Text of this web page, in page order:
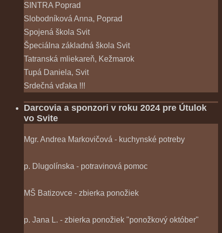
SINTRA Poprad
Slobodníková Anna, Poprad
Spojená škola Svit
Špeciálna základná škola Svit
Tatranská mliekareň, Kežmarok
Tupá Daniela, Svit
Srdečná vďaka !!!
Darcovia a sponzori v roku 2024 pre Útulok
vo Svite
Mgr. Andrea Markovičová - kuchynské potreby
p. Dlugolínska - potravinová pomoc
MŠ Batizovce - zbierka ponožiek
p. Jana L. - zbierka ponožiek "ponožkový október"